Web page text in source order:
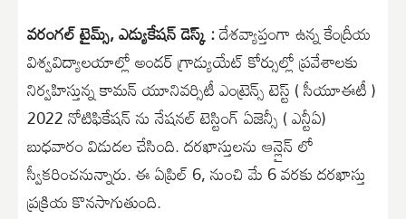
వరంగల్ టైమ్స్, ఎడ్యుకేషన్ డెస్క్ :దేశవ్యాప్తంగా ఉన్న కేంద్రీయ
విశ్వవిద్యాలయాల్లో అండర్ గ్రాడ్యుయేట్ కోర్సుల్లో ప్రవేశాలకు
నిర్వహిస్తున్న కామన్ యూనివర్సిటీ ఎంట్రెన్స్ టెస్ట్ ( సీయూఈటీ )
2022 నోటిఫికేషన్ ను నేషనల్ టెస్టింగ్ ఏజెన్సీ ( ఎన్టీఏ)
బుధవారం విడుదల చేసింది. దరఖాస్తులను ఆన్లైన్ లో
స్వీకరించనున్నారు. ఈ ఏప్రిల్ 6, నుంచి మే 6 వరకు దరఖాస్తు
ప్రక్రియ కొనసాగుతుంది.